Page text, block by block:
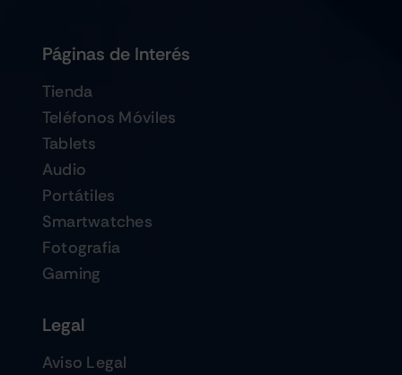
Páginas de Interés
Tienda
Teléfonos Móviles
Tablets
Audio
Portátiles
Smartwatches
Fotografia
Gaming
Legal
Aviso Legal